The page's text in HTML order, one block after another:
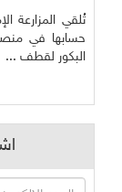
تُلقي المزارعة
حسابها في
البكور لقطف ...